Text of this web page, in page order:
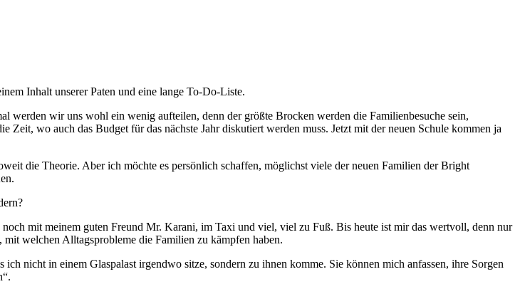
Inhalt unserer Paten und eine lange To-Do-Liste.
werden wir uns wohl ein wenig aufteilen, denn der größte Brocken werden die Familienbesuche sein,
wo auch das Budget für das nächste Jahr diskutiert werden muss. Jetzt mit der neuen Schule kommen ja
die Theorie. Aber ich möchte es persönlich schaffen, möglichst viele der neuen Familien der Bright
mit meinem guten Freund Mr. Karani, im Taxi und viel, viel zu Fuß. Bis heute ist mir das wertvoll, denn nur
welchen Alltagsprobleme die Familien zu kämpfen haben.
nicht in einem Glaspalast irgendwo sitze, sondern zu ihnen komme. Sie können mich anfassen, ihre Sorgen